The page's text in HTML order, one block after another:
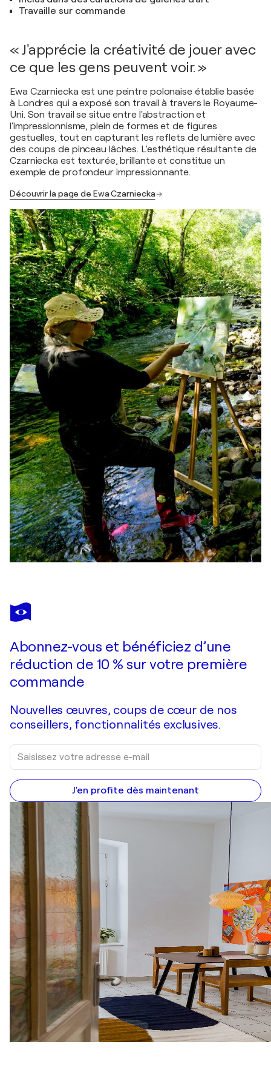
Travaille sur commande
« J'apprécie la créativité de jouer avec
ce que les gens peuvent voir. »
Ewa Czarniecka est une peintre polonaise établie basée
à Londres qui a exposé son travail à travers le Royaume-
Uni. Son travail se situe entre l'abstraction et
l'impressionnisme, plein de formes et de figures
gestuelles, tout en capturant les reflets de lumière avec
des coups de pinceau lâches. L'esthétique résultante de
Czarniecka est texturée, brillante et constitue un
exemple de profondeur impressionnante.
Découvrir la page de Ewa Czarniecka
Abonnez-vous et bénéficiez d’une
réduction de 10 % sur votre première
commande
Nouvelles œuvres, coups de cœur de nos
conseillers, fonctionnalités exclusives.
J'en profite dès maintenant